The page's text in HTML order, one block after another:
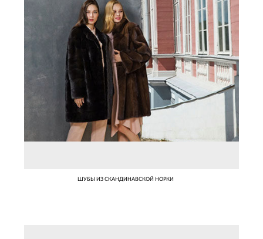
ШУБЫ ИЗ СКАНДИНАВСКОЙ НОРКИ